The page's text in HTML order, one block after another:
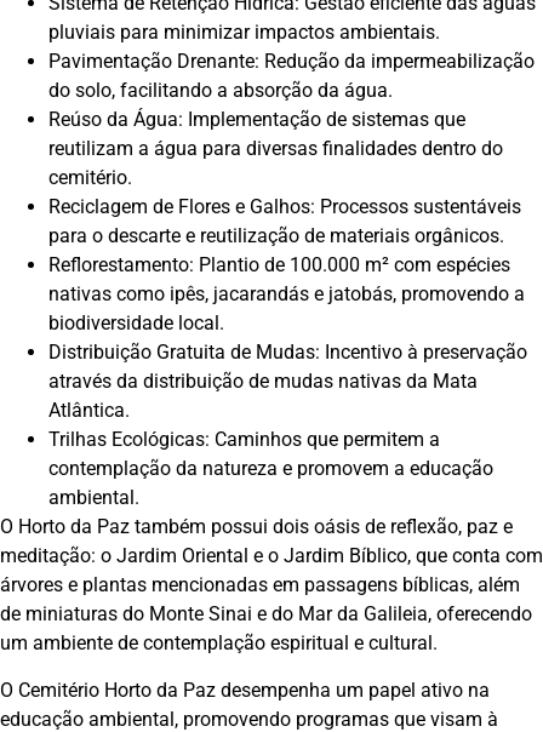
pluviais para minimizar impactos ambientais.
Pavimentação Drenante: Redução da impermeabilização
do solo, facilitando a absorção da água.
Reúso da Água: Implementação de sistemas que
reutilizam a água para diversas finalidades dentro do
cemitério.
Reciclagem de Flores e Galhos: Processos sustentáveis
para o descarte e reutilização de materiais orgânicos.
Reflorestamento: Plantio de 100.000 m² com espécies
nativas como ipês, jacarandás e jatobás, promovendo a
biodiversidade local.
Distribuição Gratuita de Mudas: Incentivo à preservação
através da distribuição de mudas nativas da Mata
Atlântica.
Trilhas Ecológicas: Caminhos que permitem a
contemplação da natureza e promovem a educação
ambiental.
O Horto da Paz também possui dois oásis de reflexão, paz e
meditação: o Jardim Oriental e o Jardim Bíblico, que conta com
árvores e plantas mencionadas em passagens bíblicas, além
de miniaturas do Monte Sinai e do Mar da Galileia, oferecendo
um ambiente de contemplação espiritual e cultural.
O Cemitério Horto da Paz desempenha um papel ativo na
educação ambiental, promovendo programas que visam à